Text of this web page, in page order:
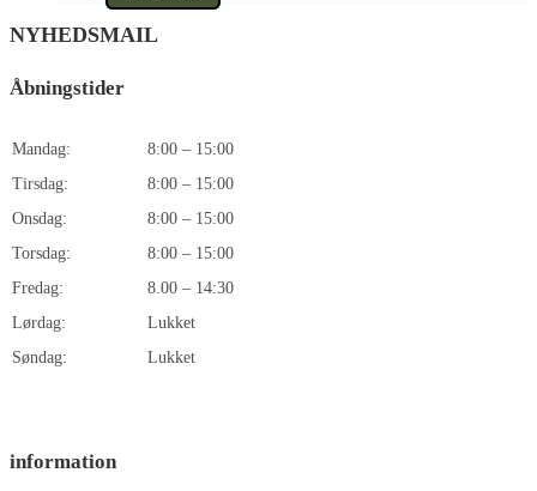
NYHEDSMAIL
Åbningstider
Mandag:
8:00 – 15:00
Tirsdag:
8:00 – 15:00
Onsdag:
8:00 – 15:00
Torsdag:
8:00 – 15:00
Fredag:
8.00 – 14:30
Lørdag:
Lukket
Søndag:
Lukket
information